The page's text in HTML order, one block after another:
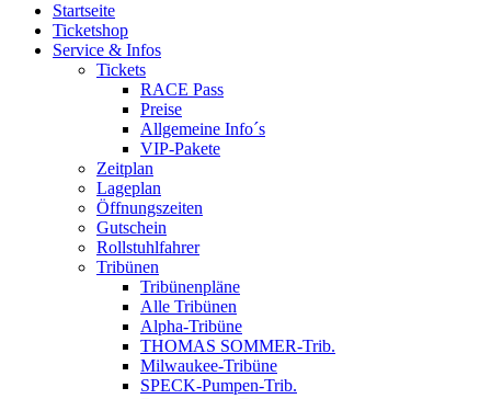
Startseite
Ticketshop
Service & Infos
Tickets
RACE Pass
Preise
Allgemeine Info´s
VIP-Pakete
Zeitplan
Lageplan
Öffnungszeiten
Gutschein
Rollstuhlfahrer
Tribünen
Tribünenpläne
Alle Tribünen
Alpha-Tribüne
THOMAS SOMMER-Trib.
Milwaukee-Tribüne
SPECK-Pumpen-Trib.